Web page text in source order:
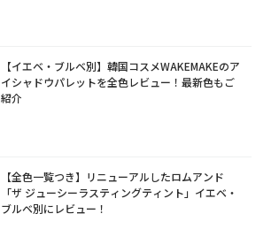
【イエベ・ブルベ別】韓国コスメWAKEMAKEのア
イシャドウパレットを全色レビュー！最新色もご
紹介
【全色一覧つき】リニューアルしたロムアンド
「ザ ジューシーラスティングティント」イエベ・
ブルベ別にレビュー！